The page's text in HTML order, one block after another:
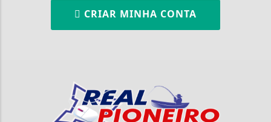
CRIAR MINHA CONTA